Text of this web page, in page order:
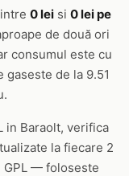
0 lei si 0 lei pe
de două ori
consumul este cu
gaseste de la 9.51
in Baraolt, verifica
la fiecare 2
GPL — foloseste